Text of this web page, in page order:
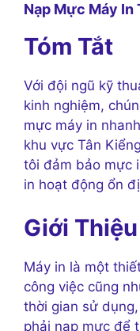
Nạp Mực Máy In
Tóm Tắt
Với đội ngũ kỹ
kinh nghiệm,
mực máy in
khu vực Tân
tôi đảm bảo mực
in hoạt động ổn
Giới Thiệu
Máy in là một
công việc cũng
thời gian sử
phải nạp mực để